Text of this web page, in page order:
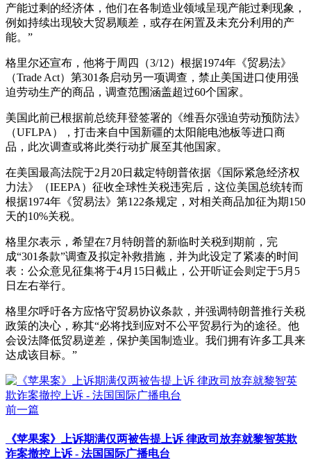
产能过剩的经济体，他们在各制造业领域呈现产能过剩现象，
例如持续出现较大贸易顺差，或存在闲置及未充分利用的产
能。”
格里尔还宣布，他将于周四（3/12）根据1974年《贸易法》
（Trade Act）第301条启动另一项调查，禁止美国进口使用强
迫劳动生产的商品，调查范围涵盖超过60个国家。
美国此前已根据前总统拜登签署的《维吾尔强迫劳动预防法》
（UFLPA），打击来自中国新疆的太阳能电池板等进口商
品，此次调查或将此类行动扩展至其他国家。
在美国最高法院于2月20日裁定特朗普依据《国际紧急经济权
力法》（IEEPA）征收全球性关税违宪后，这位美国总统转而
根据1974年《贸易法》第122条规定，对相关商品加征为期150
天的10%关税。
格里尔表示，希望在7月特朗普的新临时关税到期前，完
成“301条款”调查及拟定补救措施，并为此设定了紧凑的时间
表：公众意见征集将于4月15日截止，公开听证会则定于5月5
日左右举行。
格里尔呼吁各方应恪守贸易协议条款，并强调特朗普推行关税
政策的决心，称其“必将找到应对不公平贸易行为的途径。他
会设法降低贸易逆差，保护美国制造业。我们拥有许多工具来
达成该目标。”
前一篇
《苹果案》上诉期满仅两被告提上诉 律政司放弃就黎智英欺
诈案撤控上诉 - 法国国际广播电台